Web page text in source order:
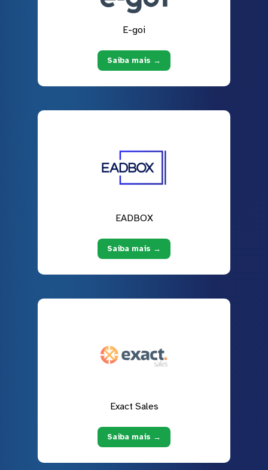
E-goi
Saiba mais →
EADBOX
Saiba mais →
Exact Sales
Saiba mais →